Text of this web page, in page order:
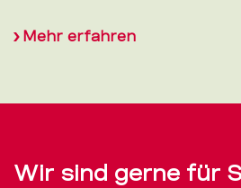
Mehr erfahren
Wir sind gerne für